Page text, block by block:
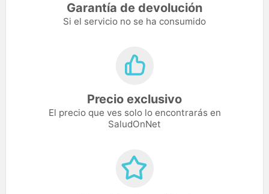
Garantía de devolución
Si el servicio no se ha consumido
Precio exclusivo
El precio que ves solo lo encontrarás en
SaludOnNet